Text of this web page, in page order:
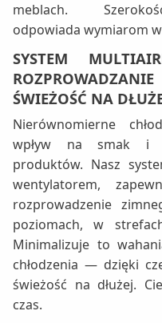
meblach.
odpowiada wymiarom
SYSTEM
ŚWIEŻOŚĆ NA
Nierównomierne
wpływ na smak i
produktów. Nasz
wentylatorem,
rozprowadzenie
poziomach, w
Minimalizuje to
chłodzenia — dzięki
świeżość na dłużej.
czas.